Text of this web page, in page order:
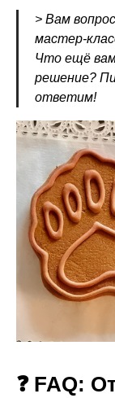
> Вам
мастер-
Что ещё
решение?
ответим!
❓ FAQ: